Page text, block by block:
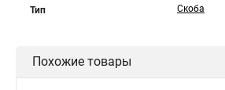
Тип Скоба
Похожие товары